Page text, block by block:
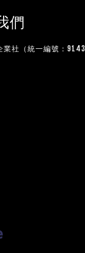
們
業社（統一編號：